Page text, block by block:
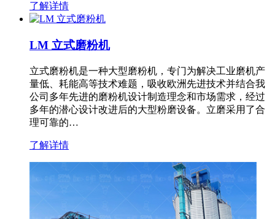
了解详情
LM 立式磨粉机
立式磨粉机是一种大型磨粉机，专门为解决工业磨机产
量低、耗能高等技术难题，吸收欧洲先进技术并结合我
公司多年先进的磨粉机设计制造理念和市场需求，经过
多年的潜心设计改进后的大型粉磨设备。立磨采用了合
理可靠的…
了解详情